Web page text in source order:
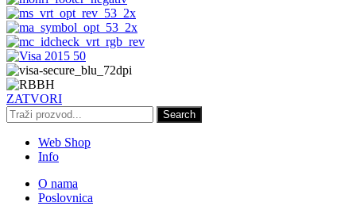
ZATVORI
Search
Web Shop
Info
O nama
Poslovnica